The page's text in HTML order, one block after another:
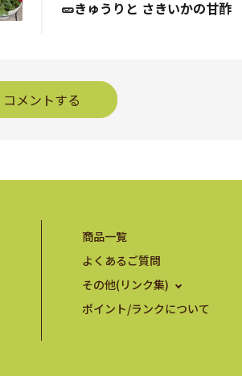
🥒きゅうりと さきいかの甘酢
コメントする
商品一覧
よくあるご質問
その他(リンク集)
ポイント/ランクについて